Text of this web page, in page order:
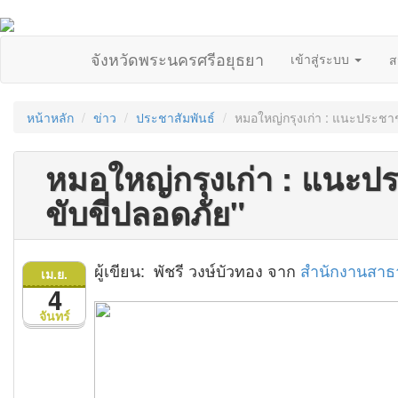
จังหวัดพระนครศรีอยุธยา เข้าสู่ระบบ
หน้าหลัก ข่าว ประชาสัมพันธ์ หมอใหญ่กรุงเก่า : แนะประช
หมอใหญ่กรุงเก่า : แนะป
ขับขี่ปลอดภัย"
จันทร์
เม.ย.
4
ผู้เขียน: พัชรี วงษ์บัวทอง จาก สำนักงานสา